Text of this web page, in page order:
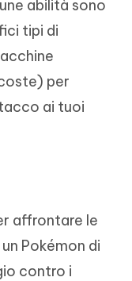
abilità sono
tipi di
per
ai tuoi
affrontare le
Pokémon di
contro i